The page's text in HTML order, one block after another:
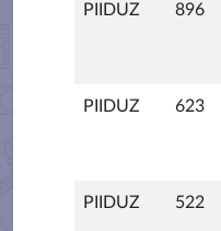
PIIDUZ 896
PIIDUZ 623
PIIDUZ 522